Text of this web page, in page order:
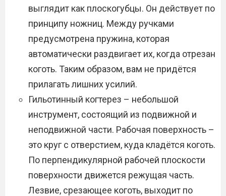
выглядит как плоскогубцы. Он действует по
принципу ножниц. Между ручками
предусмотрена пружина, которая
автоматически раздвигает их, когда отрезан
коготь. Таким образом, вам не придётся
прилагать лишних усилий.
Гильотинный когтерез – небольшой
инструмент, состоящий из подвижной и
неподвижной части. Рабочая поверхность –
это круг с отверстием, куда кладётся коготь.
По перпендикулярной рабочей плоскости
поверхности движется режущая часть.
Лезвие, срезающее коготь, выходит по